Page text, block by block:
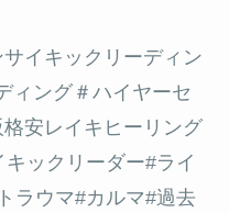
イキックリーディン
ィング＃ハイヤーセ
安レイキヒーリング
ックリーダー#ライ
ラウマ#カルマ#過去